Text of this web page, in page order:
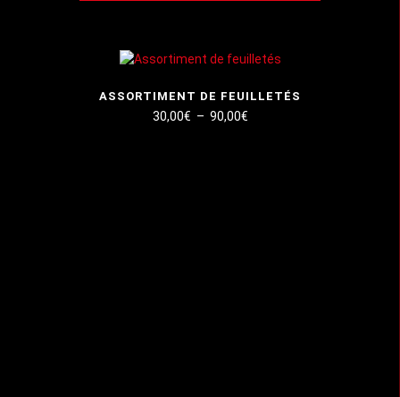
ASSORTIMENT DE FEUILLETÉS
30,00€ – 90,00€Plage